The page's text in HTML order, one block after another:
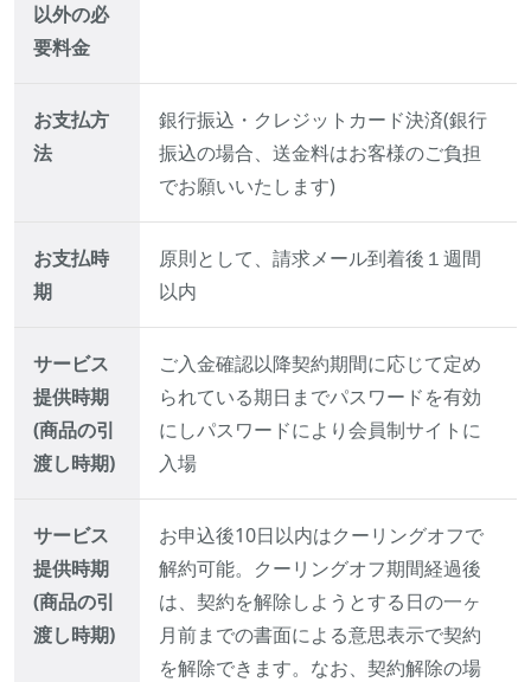
以外の必
要料金
お支払方
法
銀行振込・クレジットカード決済(銀行
振込の場合、送金料はお客様のご負担
でお願いいたします)
お支払時
期
原則として、請求メール到着後１週間
以内
サービス
提供時期
(商品の引
渡し時期)
ご入金確認以降契約期間に応じて定め
られている期日までパスワードを有効
にしパスワードにより会員制サイトに
入場
サービス
提供時期
(商品の引
渡し時期)
お申込後10日以内はクーリングオフで
解約可能。クーリングオフ期間経過後
は、契約を解除しようとする日の一ヶ
月前までの書面による意思表示で契約
を解除できます。なお、契約解除の場